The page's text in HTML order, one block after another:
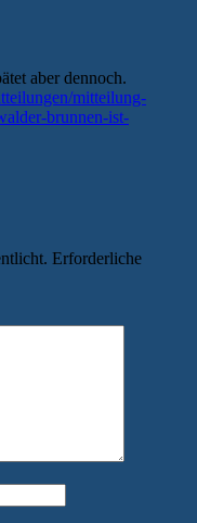
aber dennoch.
mitteilung-
brunnen-ist-
Erforderliche